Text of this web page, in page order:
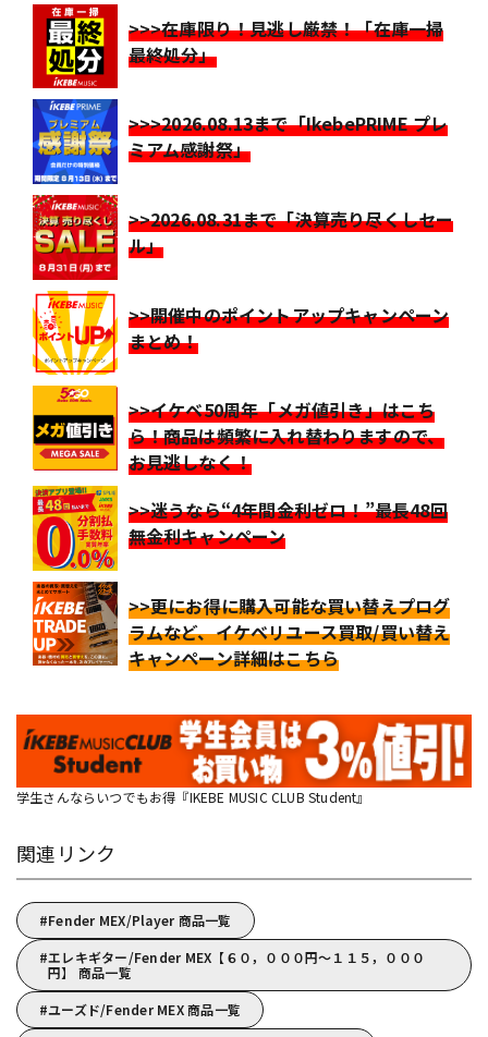
>>>在庫限り！見逃し厳禁！「在庫一掃
最終処分」
>>>2026.08.13まで「IkebePRIME プレ
ミアム感謝祭」
>>2026.08.31まで「決算売り尽くしセー
ル」
>>開催中のポイントアップキャンペーン
まとめ！
>>イケベ50周年「メガ値引き」はこち
ら！商品は頻繁に入れ替わりますので、
お見逃しなく！
>>迷うなら“4年間金利ゼロ！”最長48回
無金利キャンペーン
>>更にお得に購入可能な買い替えプログ
ラムなど、イケベリユース買取/買い替え
キャンペーン詳細はこちら
学生さんならいつでもお得『IKEBE MUSIC CLUB Student』
関連リンク
Fender MEX/Player 商品一覧
エレキギター/Fender MEX【６０，０００円～１１５，０００
円】 商品一覧
ユーズド/Fender MEX 商品一覧